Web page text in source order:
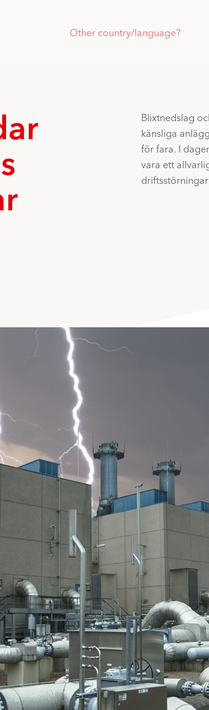
Other country/language?
Blixtnedslag
känsliga
för fara. I
vara ett